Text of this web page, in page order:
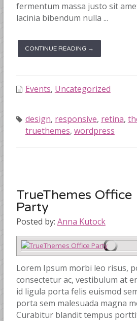
fermentum massa justo sit
lacinia bibendum nulla ...
CONTINUE READING →
Events, Uncategorized
design, responsive, retina,
truethemes, wordpress
TrueThemes Office
Party
Posted by: Anna Kutock
Lorem Ipsum morbi leo risus,
consectetur ac, vestibulum at
id ligula porta felis euismod
porta sem malesuada magna
Curabitur blandit tempus